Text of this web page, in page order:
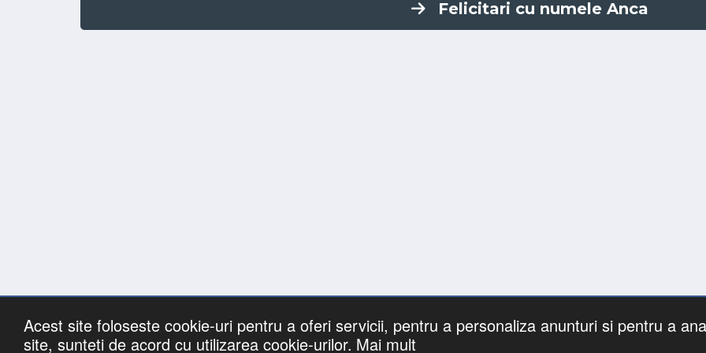
Acest site foloseste cookie-uri pentru a oferi servicii, pentru a personaliza anunturi si pentru a
site, sunteti de acord cu utilizarea cookie-urilor. Mai mult
Felicitari cu numele Anca
Lista cu nume Căutari Zile Onomastice Confidentialitate
Gif-
© felicitaricunume.com